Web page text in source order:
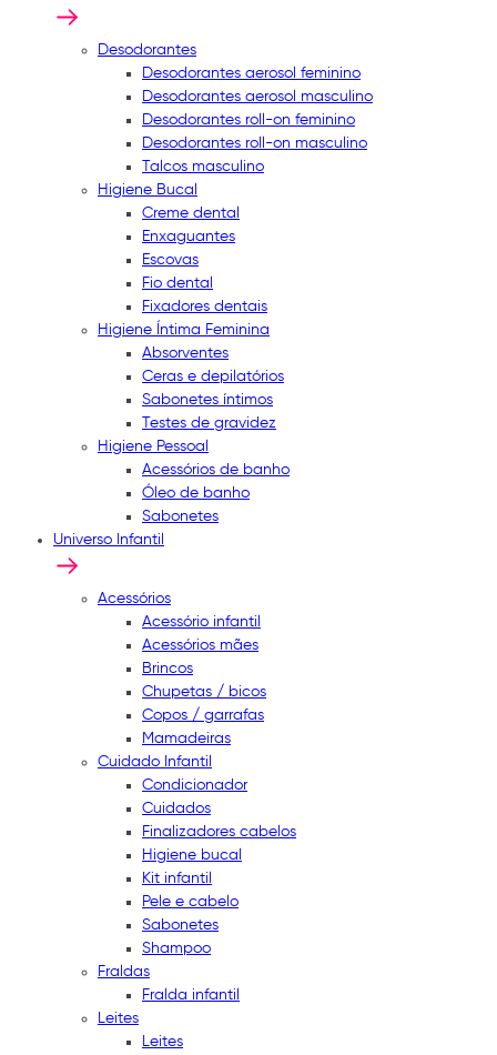
Desodorantes
Desodorantes aerosol feminino
Desodorantes aerosol masculino
Desodorantes roll-on feminino
Desodorantes roll-on masculino
Talcos masculino
Higiene Bucal
Creme dental
Enxaguantes
Escovas
Fio dental
Fixadores dentais
Higiene Íntima Feminina
Absorventes
Ceras e depilatórios
Sabonetes íntimos
Testes de gravidez
Higiene Pessoal
Acessórios de banho
Óleo de banho
Sabonetes
Universo Infantil
Acessórios
Acessório infantil
Acessórios mães
Brincos
Chupetas / bicos
Copos / garrafas
Mamadeiras
Cuidado Infantil
Condicionador
Cuidados
Finalizadores cabelos
Higiene bucal
Kit infantil
Pele e cabelo
Sabonetes
Shampoo
Fraldas
Fralda infantil
Leites
Leites